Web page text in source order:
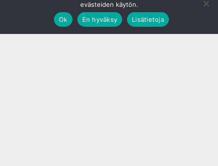
evästeiden käytön.
Ok
En hyväksy Lisätietoja